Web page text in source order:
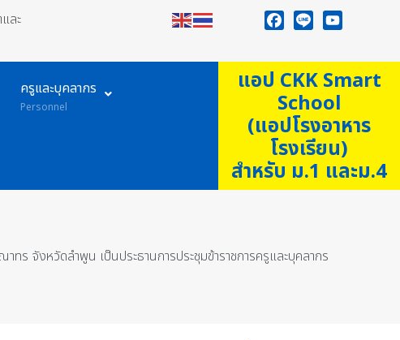
ละ
ครูและบุคลากร
Personnel
แอป CKK Smart
School
(แอปโรงอาหาร
โรงเรียน)
สำหรับ ม.1 และม.4
ร จังหวัดลำพูน เป็นประธานการประชุมข้าราชการครูและบุคลากร